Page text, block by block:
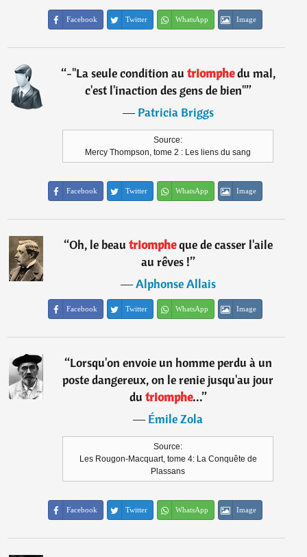
Facebook Twitter WhatsApp Image
“-"La seule condition au triomphedu mal,
c'est l'inaction des gens de bien"”
―Patricia Briggs
Source:
Mercy Thompson, tome 2 : Les liens du sang
Facebook Twitter WhatsApp Image
“Oh, le beau triompheque de casser l'aile
au rêves !”
―Alphonse Allais
Facebook Twitter WhatsApp Image
“Lorsqu'on envoie un homme perdu à un
poste dangereux, on le renie jusqu'au jour
du triomphe...”
―Émile Zola
Source:
Les Rougon-Macquart, tome 4: La Conquête de
Plassans
Facebook Twitter WhatsApp Image